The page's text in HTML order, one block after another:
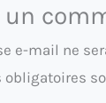
un
e-mail ne
obligatoires